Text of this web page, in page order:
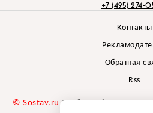
+7 (495) 274-
Контакты
Обратная
Rss
© Sostav.ru 1998-2026